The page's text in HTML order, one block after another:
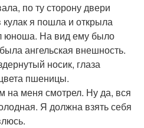
по ту сторону двери
я пошла и открыла
юноша. На вид ему было
ангельская внешность.
носик, глаза
пшеницы.
на меня смотрел. Ну да, вся
Я должна взять себя